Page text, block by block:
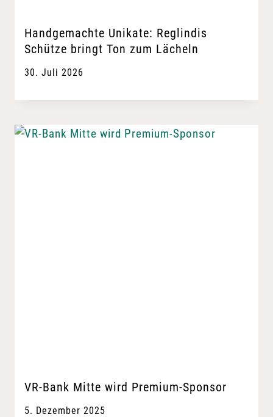
Handgemachte Unikate: Reglindis
Schütze bringt Ton zum Lächeln
30. Juli 2026
VR-Bank Mitte wird Premium-Sponsor
5. Dezember 2025